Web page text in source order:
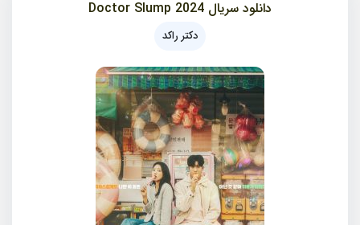
دانلود سریال 2024 Doctor Slump
دکتر راکد